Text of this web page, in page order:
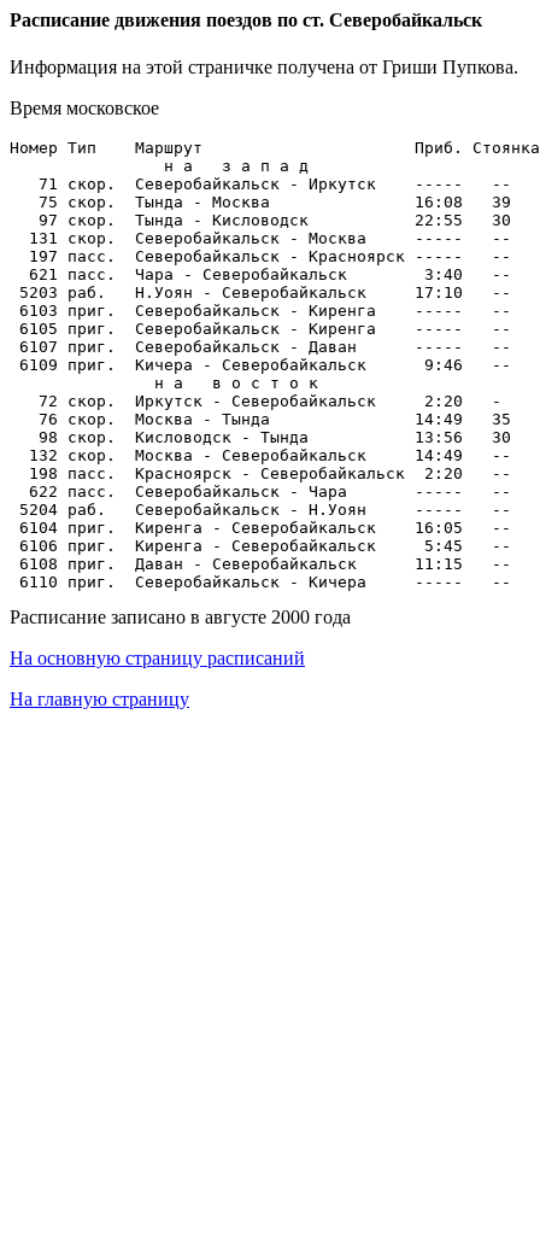
Расписание движения поездов по ст. Северобайкальск
Информация на этой страничке получена от Гриши Пупкова.
Время московское
Номер Тип    Маршрут                      Приб. Стоянка
                н а   з а п а д
71 скор.  Северобайкальск - Иркутск    -----   --
75 скор.  Тында - Москва               16:08   39
97 скор.  Тында - Кисловодск           22:55   30
131 скор.  Северобайкальск - Москва     -----   --
197 пасс.  Северобайкальск - Красноярск -----   --
621 пасс.  Чара - Северобайкальск        3:40   --
5203 раб.   Н.Уоян - Северобайкальск     17:10   --
6103 приг.  Северобайкальск - Киренга    -----   --
6105 приг.  Северобайкальск - Киренга    -----   --
6107 приг.  Северобайкальск - Даван      -----   --
6109 приг.  Кичера - Северобайкальск      9:46   --
               н а   в о с т о к
72 скор.  Иркутск - Северобайкальск     2:20   -
76 скор.  Москва - Тында               14:49   35
98 скор.  Кисловодск - Тында           13:56   30
132 скор.  Москва - Северобайкальск     14:49   --
198 пасс.  Красноярск - Северобайкальск  2:20   --
622 пасс.  Северобайкальск - Чара       -----   --
5204 раб.   Северобайкальск - Н.Уоян     -----   --
6104 приг.  Киренга - Северобайкальск    16:05   --
6106 приг.  Киренга - Северобайкальск     5:45   --
6108 приг.  Даван - Северобайкальск      11:15   --
Расписание записано в августе 2000 года
На основную страницу расписаний
На главную страницу